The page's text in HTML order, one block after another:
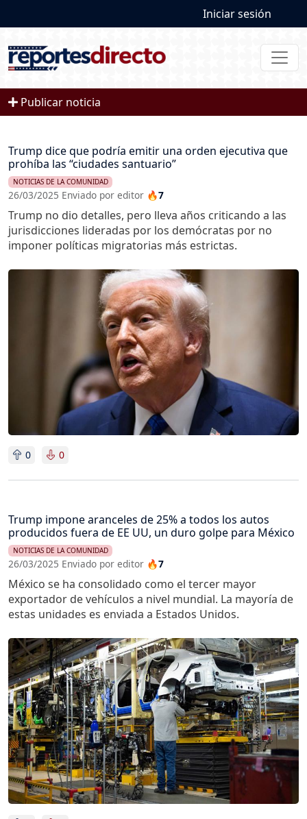
User
Iniciar sesión
Publicar noticia
Trump dice que podría emitir una orden ejecutiva que
prohíba las “ciudades santuario”
NOTICIAS DE LA COMUNIDAD
26/03/2025 Enviado por editor 🔥7
Trump no dio detalles, pero lleva años criticando a las
jurisdicciones lideradas por los demócratas por no
imponer políticas migratorias más estrictas.
Imagen
0 0
Trump impone aranceles de 25% a todos los autos
producidos fuera de EE UU, un duro golpe para México
NOTICIAS DE LA COMUNIDAD
26/03/2025 Enviado por editor 🔥7
México se ha consolidado como el tercer mayor
exportador de vehículos a nivel mundial. La mayoría de
estas unidades es enviada a Estados Unidos.
Imagen